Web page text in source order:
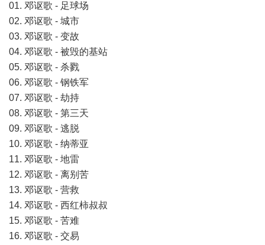
01. 邓讴歌 - 足球场
02. 邓讴歌 - 城市
03. 邓讴歌 - 变故
04. 邓讴歌 - 被毁的基站
05. 邓讴歌 - 杀戮
06. 邓讴歌 - 钢铁军
07. 邓讴歌 - 劫持
08. 邓讴歌 - 第三天
09. 邓讴歌 - 逃脱
10. 邓讴歌 - 纳蒂亚
11. 邓讴歌 - 地雷
12. 邓讴歌 - 离别苦
13. 邓讴歌 - 营救
14. 邓讴歌 - ⻄红柿叔叔
15. 邓讴歌 - 苦难
16. 邓讴歌 - 交易